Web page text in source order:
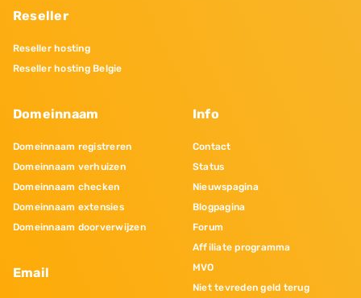
Reseller
Reseller hosting
Reseller hosting Belgie
Domeinnaam
Domeinnaam registreren
Domeinnaam verhuizen
Domeinnaam checken
Domeinnaam extensies
Domeinnaam doorverwijzen
Email
Info
Contact
Status
Nieuwspagina
Blogpagina
Forum
Affiliate programma
MVO
Niet tevreden geld terug